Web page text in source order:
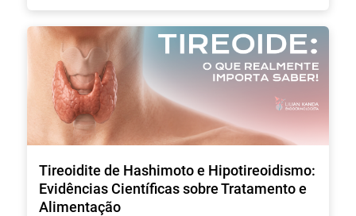
Tireoidite de Hashimoto e Hipotireoidismo:
Evidências Científicas sobre Tratamento e
Alimentação